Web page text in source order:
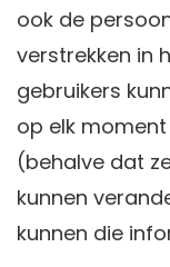
ook de
verstrekken in
gebruikers
op elk
(behalve dat
kunnen
kunnen die